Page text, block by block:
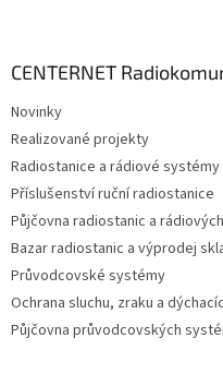
CENTERNET
Novinky
Realizované projekty
Radiostanice a rádiové systémy
Příslušenství ruční radiostanice
Půjčovna radiostanic a
Bazar radiostanic a výprodej
Průvodcovské systémy
Ochrana sluchu, zraku a
Půjčovna průvodcovských